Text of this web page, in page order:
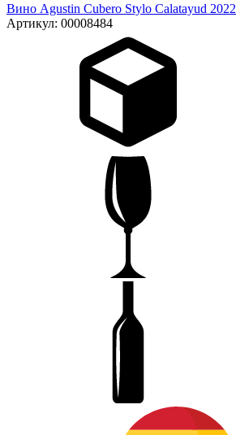
Вино Agustin Cubero Stylo Calatayud 2022
Артикул: 00008484